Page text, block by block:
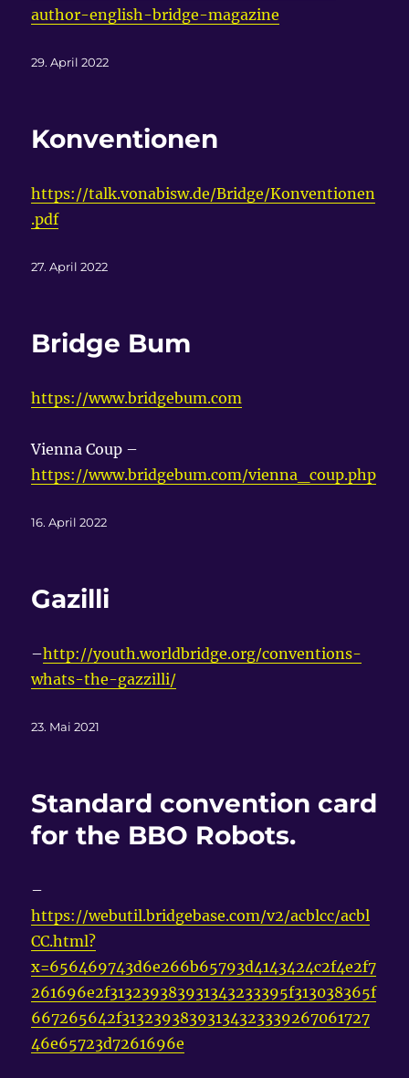
author-english-bridge-magazine
Veröffentlicht
29. April 2022
Konventionen
https://talk.vonabisw.de/Bridge/Konventionen
.pdf
Veröffentlicht
27. April 2022
Bridge Bum
https://www.bridgebum.com
Vienna Coup –
https://www.bridgebum.com/vienna_coup.php
Veröffentlicht
16. April 2022
Gazilli
–http://youth.worldbridge.org/conventions-
whats-the-gazzilli/
Veröffentlicht
23. Mai 2021
Standard convention card
for the BBO Robots.
–
https://webutil.bridgebase.com/v2/acblcc/acbl
CC.html?
x=656469743d6e266b65793d4143424c2f4e2f7
261696e2f313239383931343233395f313038365f
667265642f31323938393134323339267061727
46e65723d7261696e